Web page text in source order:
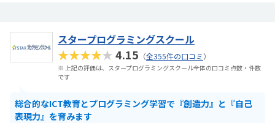
スタープログラミングスクール
★★★★★4.15 （全355件の口コミ）
※ 上記の評価は、スタープログラミングスクール全体の口コミ点数・件数
です
総合的なICT教育とプログラミング学習で『創造力』と『自己
表現力』を育みます